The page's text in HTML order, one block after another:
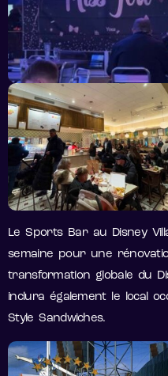
Le Sports Bar au Disney
semaine pour une
transformation globale du
inclura également le local
Style Sandwiches.